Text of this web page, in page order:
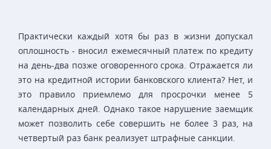
Практически каждый хотя бы раз в жизни допускал
оплошность - вносил ежемесячный платеж по кредиту
на день-два позже оговоренного срока. Отражается ли
это на кредитной истории банковского клиента? Нет, и
это правило приемлемо для просрочки менее 5
календарных дней. Однако такое нарушение заемщик
может позволить себе совершить не более 3 раз, на
четвертый раз банк реализует штрафные санкции.